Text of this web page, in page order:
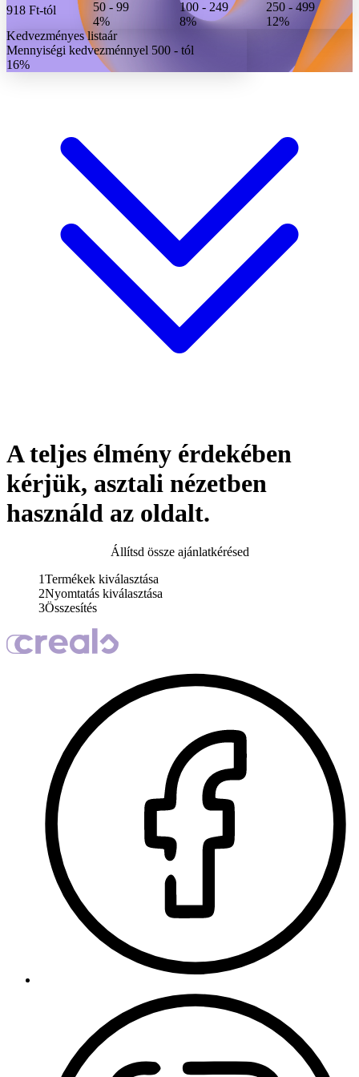
918 Ft-tól
50 - 99
4%
100 - 249
8%
250 - 499
12%
Kedvezményes listaár
Mennyiségi kedvezménnyel 500 - tól
16%
A teljes élmény érdekében
kérjük, asztali nézetben
használd az oldalt.
Állítsd össze ajánlatkérésed
1Termékek kiválasztása
2Nyomtatás kiválasztása
3Összesítés